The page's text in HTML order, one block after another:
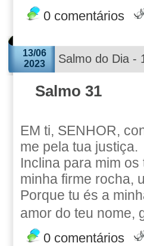
0 comentários
13/06
2023
Salmo do Dia -
Salmo 31
EM ti, SENHOR,
me pela tua justiça.
Inclina para mim
minha firme rocha,
Porque tu és a
amor do teu nome,
0 comentários